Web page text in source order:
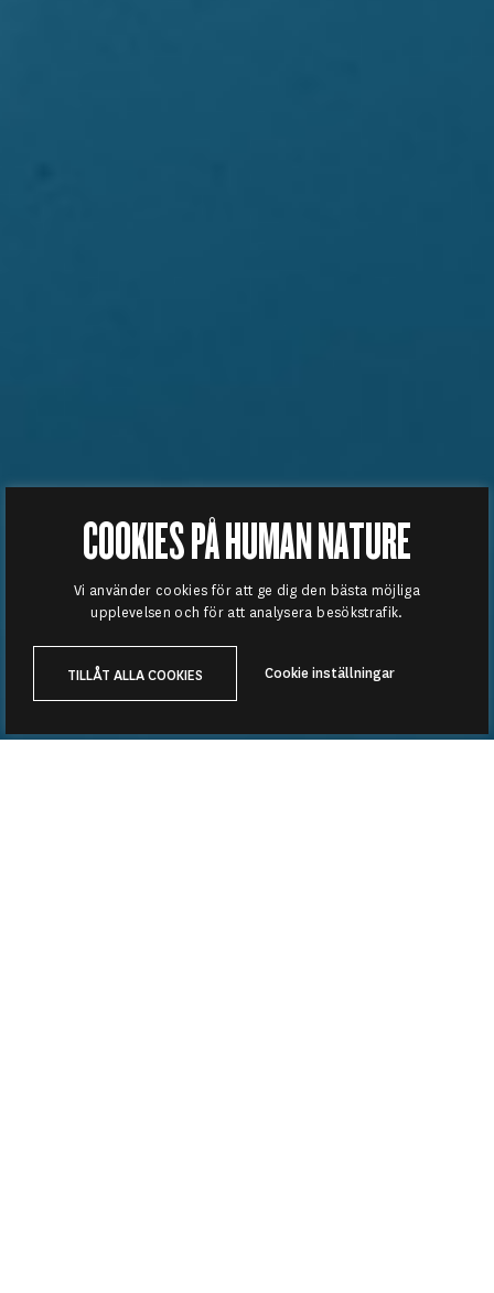
COOKIES PÅ HUMAN NATURE
Vi använder cookies för att ge dig den bästa möjliga
upplevelsen och för att analysera besökstrafik.
TILLÅT ALLA COOKIES Cookie inställningar